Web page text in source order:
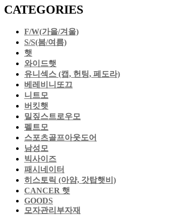
CATEGORIES
F/W(가을/겨울)
S/S(봄/여름)
햇
와이드햇
유니섹스 (캡, 헌팅, 페도라)
베레비니또끄
니트모
버킷햇
밀짚스트로우모
펠트모
스포츠골프아웃도어
남성모
빅사이즈
패시네이터
히스토릭 (아얌, 갓탑햇비)
CANCER 햇
GOODS
모자관리부자재